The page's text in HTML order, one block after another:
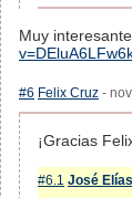
Muy
#6 Felix Cruz -
¡Gracias
#6.1 José Elías